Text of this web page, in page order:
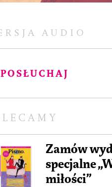
AUDIO
POSŁUCHAJ
Zamów
specjalne
miłości”